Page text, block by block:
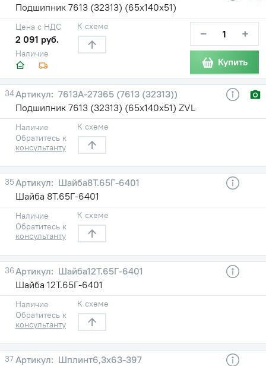
Подшипник 7613 (32313) (65х140х51)
Наличие
Цена с НДС
2 091 руб.
К схеме − +
Купить
34
7613А-27365 (7613 (32313))
Подшипник 7613 (32313) (65х140х51) ZVL
Наличие
Обратитесь к
консультанту
К схеме
35
Шайба8Т.65Г-6401
Шайба 8Т.65Г-6401
Наличие
Обратитесь к
консультанту
К схеме
36
Шайба12Т.65Г-6401
Шайба 12Т.65Г-6401
Наличие
Обратитесь к
консультанту
К схеме
37
Шплинт6,3х63-397